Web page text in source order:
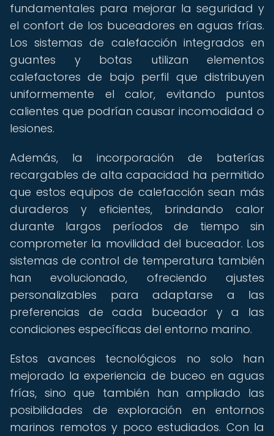
fundamentales para mejorar la seguridad y
el confort de los buceadores en aguas frías.
Los sistemas de calefacción integrados en
guantes y botas utilizan elementos
calefactores de bajo perfil que distribuyen
uniformemente el calor, evitando puntos
calientes que podrían causar incomodidad o
lesiones.
Además, la incorporación de baterías
recargables de alta capacidad ha permitido
que estos equipos de calefacción sean más
duraderos y eficientes, brindando calor
durante largos períodos de tiempo sin
comprometer la movilidad del buceador. Los
sistemas de control de temperatura también
han evolucionado, ofreciendo ajustes
personalizables para adaptarse a las
preferencias de cada buceador y a las
condiciones específicas del entorno marino.
Estos avances tecnológicos no solo han
mejorado la experiencia de buceo en aguas
frías, sino que también han ampliado las
posibilidades de exploración en entornos
marinos remotos y poco estudiados. Con la